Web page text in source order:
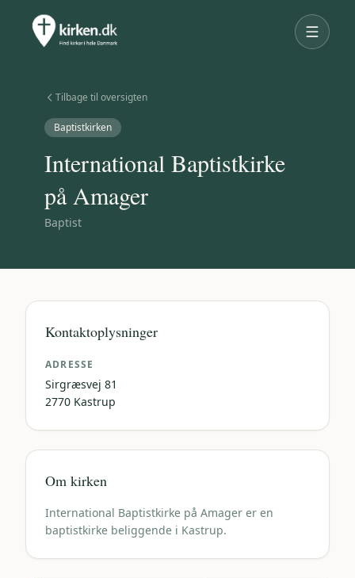
Tilbage til oversigten
Baptistkirken
International Baptistkirke
på Amager
Baptist
Kontaktoplysninger
ADRESSE
Sirgræsvej 81
2770 Kastrup
Om kirken
International Baptistkirke på Amager er en
baptistkirke beliggende i Kastrup.